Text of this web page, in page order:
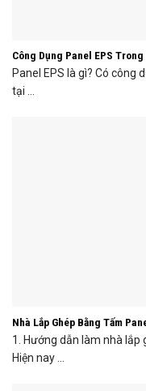
Công Dụng Panel EPS
Panel EPS là gì? Có công
tại ...
Nhà Lắp Ghép Bằng Tấm
1. Hướng dẫn làm nhà
Hiện nay ...